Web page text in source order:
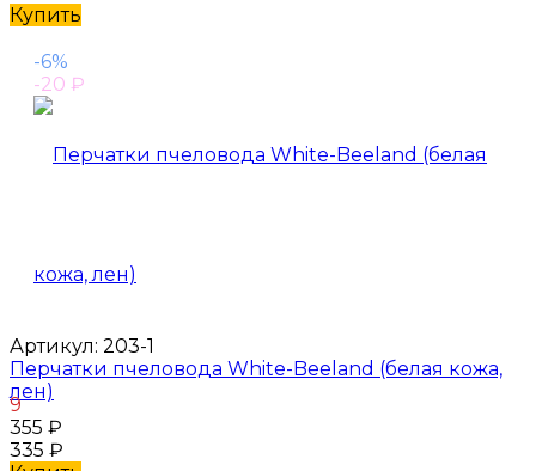
Купить
-6%
-20 ₽
Артикул: 203-1
Перчатки пчеловода White-Beeland (белая кожа,
лен)
9
355 ₽
335 ₽